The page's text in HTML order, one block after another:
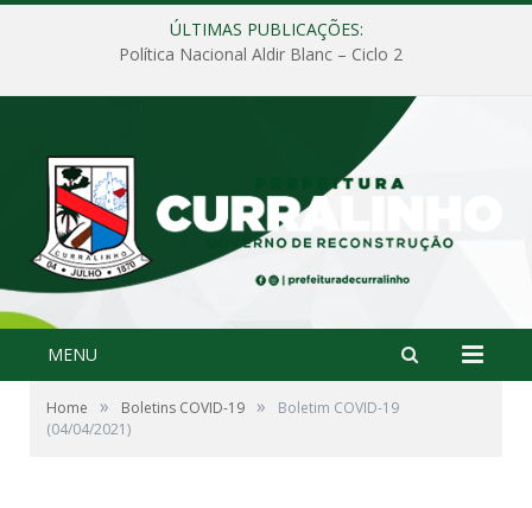
ÚLTIMAS PUBLICAÇÕES:
Política Nacional Aldir Blanc – Ciclo 2
MENU
Home » Boletins COVID-19 »
Boletim COVID-19
(04/04/2021)